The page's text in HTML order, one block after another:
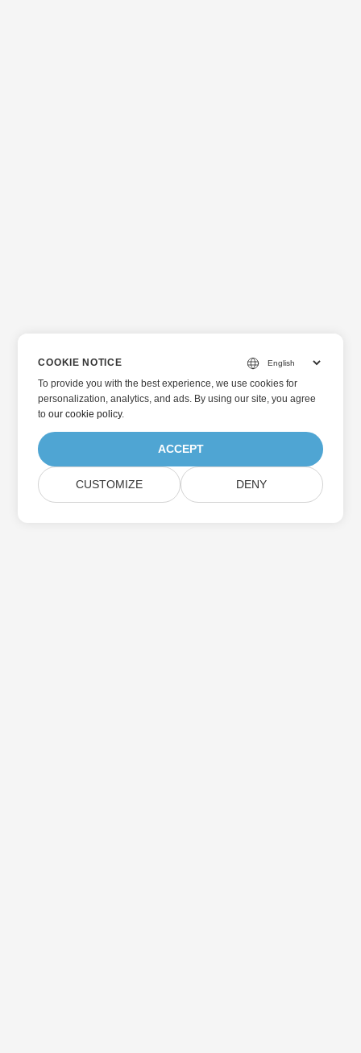
COOKIE NOTICE
To provide you with the best experience, we use cookies for
personalization, analytics, and ads. By using our site, you agree
toour cookie policy.
ACCEPT
CUSTOMIZE DENY